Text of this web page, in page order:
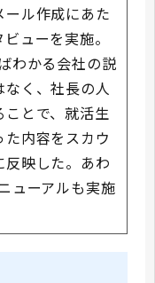
ール作成にあた
ューを実施。
わかる会社の説
なく、社⻑の⼈
ことで、就活生
た内容をスカウ
反映した。あわ
ューアルも実施